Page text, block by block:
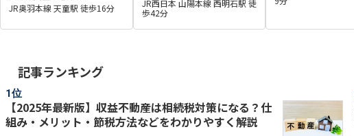
JR奥羽本線 天童駅 徒歩16分
JR西日本 山陽本線 西明石駅 徒
歩42分
記事ランキング
【2025年最新版】収益不動産は相続税対策になる？仕
組み・メリット・節税方法などをわかりやすく解説